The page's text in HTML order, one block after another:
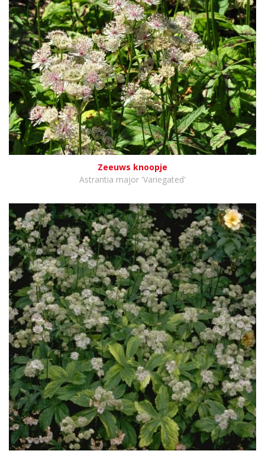
Zeeuws knoopje
Astrantia major 'Variegated'